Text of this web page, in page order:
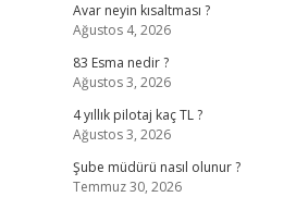
Avar neyin kısaltması ?
Ağustos 4, 2026
83 Esma nedir ?
Ağustos 3, 2026
4 yıllık pilotaj kaç TL ?
Ağustos 3, 2026
Şube müdürü nasıl olunur ?
Temmuz 30, 2026